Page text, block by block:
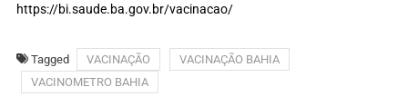
https://bi.saude.ba.gov.br/vacinacao/
Tagged VACINAÇÃO
VACINAÇÃO BAHIA
VACINOMETRO BAHIA